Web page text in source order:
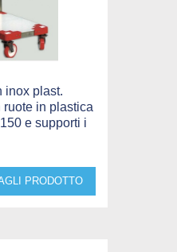
inox plast.
ruote in plastica
e supporti i
PRODOTTO